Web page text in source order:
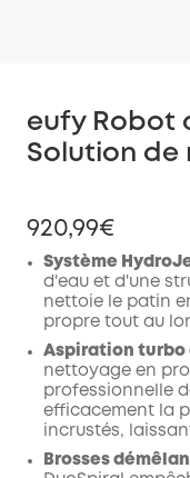
eufy Robot
Solution de
920,99€
Système
d'eau et d'une
nettoie le patin
propre tout au
Aspiration turbo
nettoyage en
professionnelle
efficacement la
incrustés,
Brosses